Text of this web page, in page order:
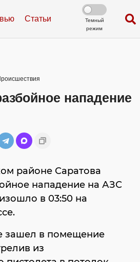
Статьи
Темный
режим
нападение
районе Саратова
нападение на АЗС
в 03:50 на
зашел в помещение
из